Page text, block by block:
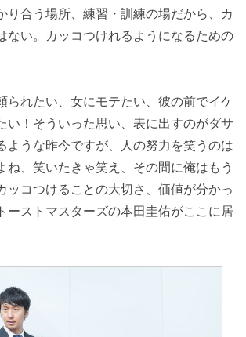
り合う場所、練習・訓練の場だから、カ
ない。カッコつけれるようになるための
られたい、女にモテたい、彼の前でイケ
い！そういった思い、表に出すのがダサ
ような昨今ですが、人の努力を笑うのは
ね、笑いたきゃ笑え、その間に俺はもう
ッコつけることの大切さ、価値が分かっ
ーストマスターズの本田圭佑がここに居